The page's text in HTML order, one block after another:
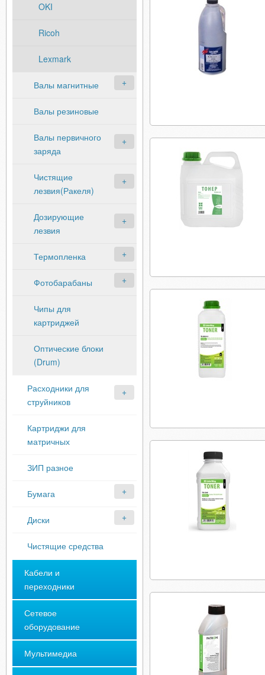
OKI
Ricoh
Lexmark
Валы магнитные
Валы резиновые
Валы первичного
заряда
Чистящие
лезвия(Ракеля)
Дозирующие
лезвия
Термопленка
Фотобарабаны
Чипы для
картриджей
Оптические блоки
(Drum)
Расходники для
струйников
Картриджи для
матричных
ЗИП разное
Бумага
Диски
Чистящие средства
Кабели и
переходники
Сетевое
оборудование
Мультимедиа